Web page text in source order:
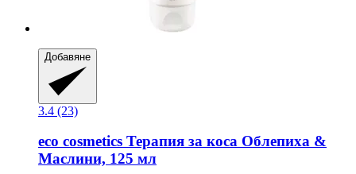
Добавяне
3.4 (23)
eco cosmetics Терапия за коса Облепиха &
Маслини, 125 мл